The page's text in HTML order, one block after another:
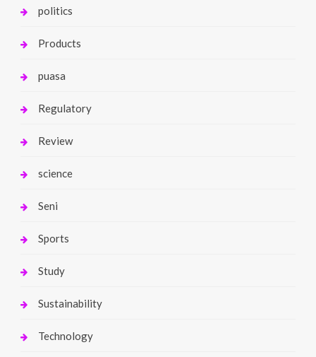
politics
Products
puasa
Regulatory
Review
science
Seni
Sports
Study
Sustainability
Technology